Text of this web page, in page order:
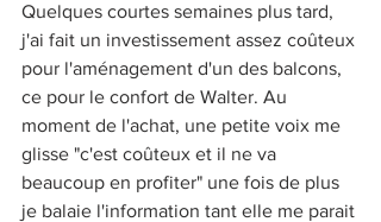
Quelques courtes semaines plus tard,
j'ai fait un investissement assez coûteux
pour l'aménagement d'un des balcons,
ce pour le confort de Walter. Au
moment de l'achat, une petite voix me
glisse "c'est coûteux et il ne va
beaucoup en profiter" une fois de plus
je balaie l'information tant elle me parait